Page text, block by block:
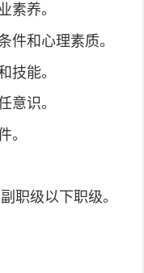
素养。
件和心理素质。
技能。
意识。
。
职级以下职级。